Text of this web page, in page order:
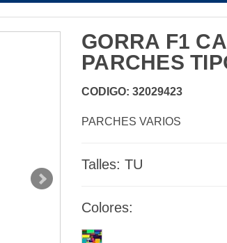
GORRA F1
PARCHES
CODIGO: 32029423
PARCHES VARIOS
Talles: TU
Colores: